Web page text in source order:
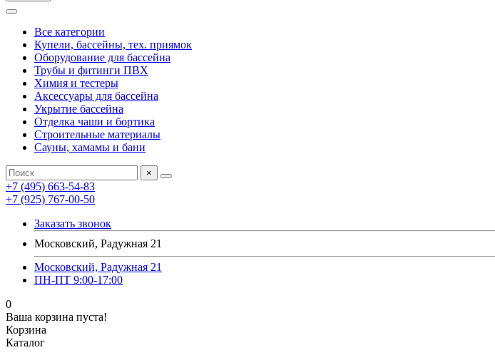
Все категории
Купели, бассейны, тех. приямок
Оборудование для бассейна
Трубы и фитинги ПВХ
Химия и тестеры
Аксессуары для бассейна
Укрытие бассейна
Отделка чаши и бортика
Строительные материалы
Сауны, хамамы и бани
×
+7 (495) 663-54-83
+7 (925) 767-00-50
Заказать звонок
Московский, Радужная 21
Московский, Радужная 21
ПН-ПТ 9:00-17:00
0
Ваша корзина пуста!
Корзина
Каталог